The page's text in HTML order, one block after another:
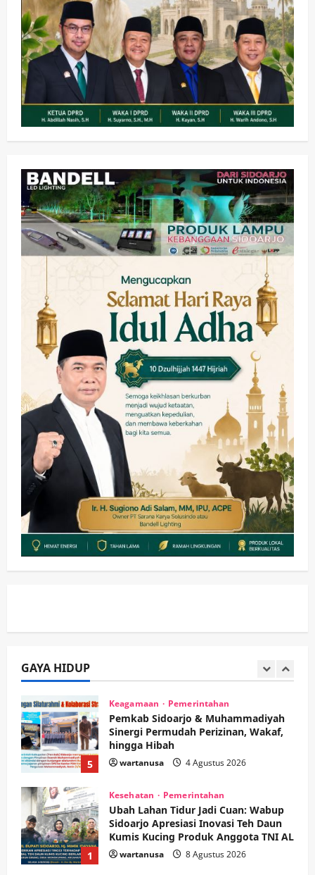
GAYA HIDUP
2
Sibar Rp 9,9 M, Beranikah CV Tiga
Anugerah Utama Pertaruhkan
Jaminan Rp 100 Juta?
wartanusa 5 Agustus 2026
3
Olahraga
Adu Taktik di Atas Rumput Sintetis:
PWI dan Sapma PP Sidoarjo
Memanaskan Mesin Menuju Piala
Soccer
4
HOT NEWS: Ribuan Warga Wage
Tumplek Blek di Bazar Rakyat Jalan
Jambu, Borong Kuliner UMKM Sambil
Nonton Jaranan!
wartanusa 4 Agustus 2026
Keagamaan Pemerintahan
Pemkab Sidoarjo & Muhammadiyah
Sinergi Permudah Perizinan, Wakaf,
hingga Hibah
wartanusa 4 Agustus 2026
1
Kesehatan Pemerintahan
Ubah Lahan Tidur Jadi Cuan: Wabup
Sidoarjo Apresiasi Inovasi Teh Daun
Kumis Kucing Produk Anggota TNI AL
wartanusa 8 Agustus 2026
2
Kesehatan Pembangunan
Pemerintahan
PANAS! Kalah Tender Proyek RSUD
Sibar Rp 9,9 M, Beranikah CV Tiga
Anugerah Utama Pertaruhkan
Jaminan Rp 100 Juta?
wartanusa 5 Agustus 2026
Olahraga
Adu Taktik di Atas Rumput Sintetis:
PWI dan Sapma PP Sidoarjo
Memanaskan Mesin Menuju Piala
Soccer
4
wartanusa 4 Agustus 2026
5
Keagamaan Pemerintahan
Pemkab Sidoarjo & Muhammadiyah
Sinergi Permudah Perizinan, Wakaf,
hingga Hibah
wartanusa 4 Agustus 2026
1
Kesehatan Pemerintahan
Ubah Lahan Tidur Jadi Cuan: Wabup
Sidoarjo Apresiasi Inovasi Teh Daun
Kumis Kucing Produk Anggota TNI AL
wartanusa 8 Agustus 2026